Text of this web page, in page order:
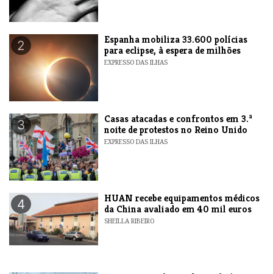
2
Espanha mobiliza 33.600 polícias
para eclipse, à espera de milhões
EXPRESSO DAS ILHAS
3
Casas atacadas e confrontos em 3.ª
noite de protestos no Reino Unido
EXPRESSO DAS ILHAS
4
HUAN recebe equipamentos médicos
da China avaliado em 40 mil euros
SHEILLA RIBEIRO